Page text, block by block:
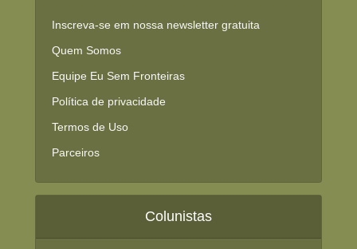
Inscreva-se em nossa newsletter gratuita
Quem Somos
Equipe Eu Sem Fronteiras
Política de privacidade
Termos de Uso
Parceiros
Colunistas